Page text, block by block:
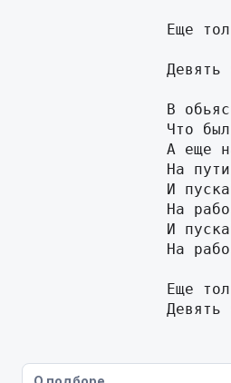
Девять
В
Что
А еще
На
И
На
И
На
Еще
Девять